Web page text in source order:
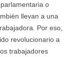
o
llevan a una
Por eso,
revolucionario a
trabajadores